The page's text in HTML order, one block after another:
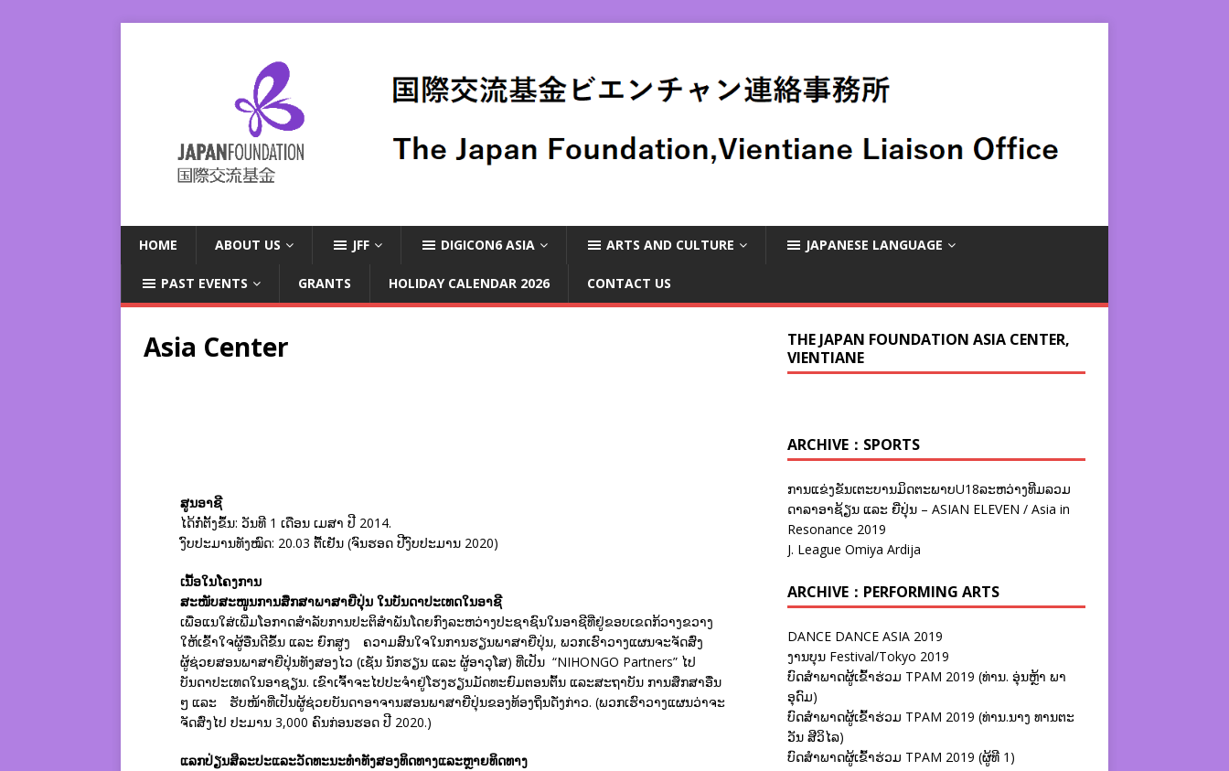
HOME ABOUT US JFF DIGICON6 ASIA ARTS AND CULTURE JAPANESE LANGUAGE
PAST EVENTS GRANTS HOLIDAY CALENDAR 2026 CONTACT US
Asia Center
ສູນອາຊີ
ໄດ້ກໍ່ຕັ້ງຂຶ້ນ: ວັນທີ 1 ເດືອນ ເມສາ ປີ 2014.
ງົບປະມານທັງໝົດ: 20.03 ຕື້ເຢັນ (ຈົນຮອດ ປີງົບປະມານ 2020)
ເນື້ອໃນໂຄງການ
ສະໜັບສະໜູນການສຶກສາພາສາຍີ່ປຸ່ນ ໃນບັນດາປະເທດໃນອາຊີ
ເພື່ອແນໃສ່ເພີ່ມໂອກາດສຳລັບການປະຕິສຳພັນໂດຍກົງລະຫວ່າງປະຊາຊົນໃນອາຊີທີ່ຢູ່ຂອບເຂດກ້ວາງຂວາງ
ໃຫ້ເຂົ້າໃຈຜູ້ອື່ນດີຂຶ້ນ ແລະ ຍົກສູງ ຄວາມສົນໃຈໃນການຮຽນພາສາຍີ່ປຸ່ນ, ພວກເຮົາວາງແຜນຈະຈັດສົ່ງ
ຜູ້ຊ່ວຍສອນພາສາຍີ່ປຸ່ນທັງສອງໄວ (ເຊັ່ນ ນັກຮຽນ ແລະ ຜູ້ອາວຸໂສ) ທີ່ເປັນ “NIHONGO Partners” ໄປ
ບັນດາປະເທດໃນອາຊຽນ. ເຂົາເຈົ້າຈະໄປປະຈຳຢູ່ໂຮງຮຽນມັດທະຍົມຕອນຕົ້ນ ແລະສະຖາບັນ ການສຶກສາອື່ນ
ໆ ແລະ ຮັບໜ້າທີ່ເປັນຜູ້ຊ່ວຍບັນດາອາຈານສອນພາສາຍີ່ປຸ່ນຂອງທ້ອງຖິ່ນດັ່ງກ່າວ. (ພວກເຮົາວາງແຜນວ່າຈະ
ຈັດສົ່ງໄປ ປະມານ 3,000 ຄົນກ່ອນຮອດ ປີ 2020.)
ແລກປ່ຽນສິລະປະແລະວັດທະນະທຳທັງສອງທິດທາງແລະຫຼາຍທິດທາງ
THE JAPAN FOUNDATION ASIA CENTER,
VIENTIANE
ARCHIVE：SPORTS
ການແຂ່ງຂັນເຕະບານມິດຕະພາບU18ລະຫວ່າງທີມລວມ
ດາລາອາຊ້ຽນ ແລະ ຍີ່ປຸ່ນ – ASIAN ELEVEN / Asia in
Resonance 2019
J. League Omiya Ardija
ARCHIVE：PERFORMING ARTS
DANCE DANCE ASIA 2019
ງານບຸນ Festival/Tokyo 2019
ບົດສຳພາດຜູ້ເຂົ້າຮ່ວມ TPAM 2019 (ທ່ານ. ອຸ່ນຫຼ້າ ພາ
ອຸດົມ)
ບົດສຳພາດຜູ້ເຂົ້າຮ່ວມ TPAM 2019 (ທ່ານ.ນາງ ທານຕະ
ວັນ ສີວິໄລ)
ບົດສຳພາດຜູ້ເຂົ້າຮ່ວມ TPAM 2019 (ຜູ້ທີ 1)